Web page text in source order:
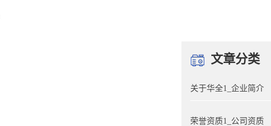
文章分类
关于华全1_企业简介
荣誉资质1_公司资质